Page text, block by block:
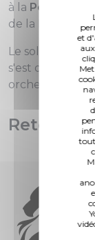
et
à la Pop
de la Mirabelle.
Le soleil était
s'est déplacé
orchestrée par
Retour